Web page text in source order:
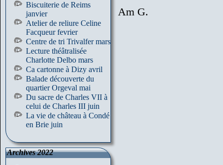
Biscuiterie de Reims
janvier
Atelier de reliure Celine
Facqueur fevrier
Centre de tri Trivalfer mars
Lecture théâtralisée
Charlotte Delbo mars
Ca cartonne à Dizy avril
Balade découverte du
quartier Orgeval mai
Du sacre de Charles VII à
celui de Charles III juin
La vie de château à Condé
en Brie juin
Archives 2022
Am G.